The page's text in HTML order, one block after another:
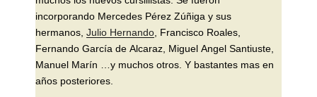
incorporando Mercedes Pérez Zúñiga y sus
hermanos, Julio Hernando, Francisco Roales,
Fernando García de Alcaraz, Miguel Angel Santiuste,
Manuel Marín …y muchos otros. Y bastantes mas en
años posteriores.